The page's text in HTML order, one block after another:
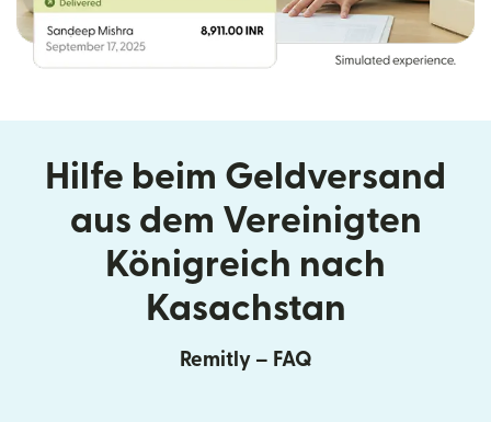
Hilfe beim Geldversand
aus dem Vereinigten
Königreich nach
Kasachstan
Remitly – FAQ